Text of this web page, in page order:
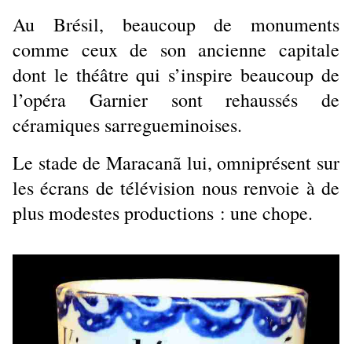
Au Brésil, beaucoup de monuments
comme ceux de son ancienne capitale
dont le théâtre qui s’inspire beaucoup de
l’opéra Garnier sont rehaussés de
céramiques sarregueminoises.
Le stade de Maracanã lui, omniprésent sur
les écrans de télévision nous renvoie à de
plus modestes productions : une chope.